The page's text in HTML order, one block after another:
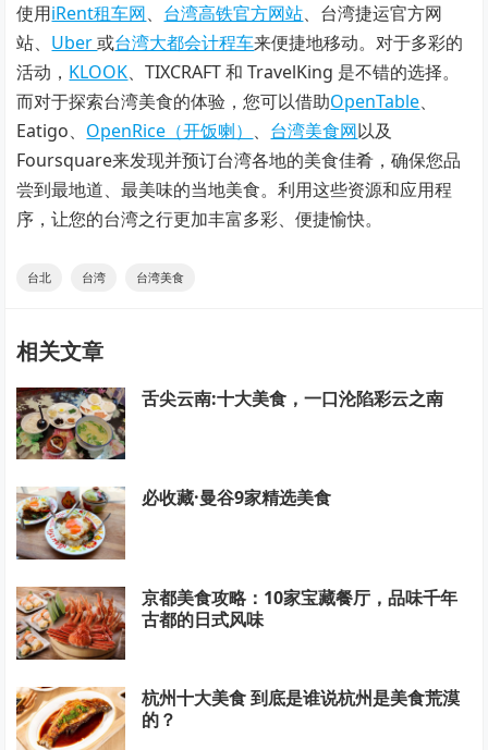
使用iRent租车网、 台湾高铁官方网站、台湾捷运官方网
站、 Uber或台湾大都会计程车来便捷地移动。对于多彩的
活动， KLOOK、TIXCRAFT 和 TravelKing 是不错的选择。
而对于探索台湾美食的体验，您可以借助OpenTable、
Eatigo、 OpenRice（开饭喇） 、 台湾美食网以及
Foursquare来发现并预订台湾各地的美食佳肴，确保您品
尝到最地道、最美味的当地美食。利用这些资源和应用程
序，让您的台湾之行更加丰富多彩、便捷愉快。
台北 台湾 台湾美食
相关文章
舌尖云南:十大美食，一口沦陷彩云之南
必收藏·曼谷9家精选美食
京都美食攻略：10家宝藏餐厅，品味千年
古都的日式风味
杭州十大美食 到底是谁说杭州是美食荒漠
的？